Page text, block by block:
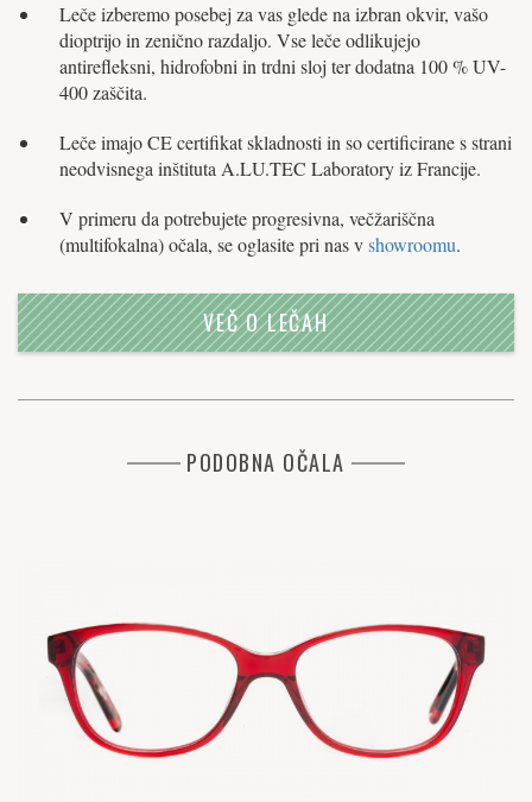
Leče izberemo posebej za vas glede na izbran okvir, vašo
dioptrijo in zenično razdaljo. Vse leče odlikujejo
antirefleksni, hidrofobni in trdni sloj ter dodatna 100 % UV-
400 zaščita.
Leče imajo CE certifikat skladnosti in so certificirane s strani
neodvisnega inštituta A.LU.TEC Laboratory iz Francije.
V primeru da potrebujete progresivna, večžariščna
(multifokalna) očala, se oglasite pri nas vshowroomu.
VEČ O LEČAH
PODOBNA OČALA